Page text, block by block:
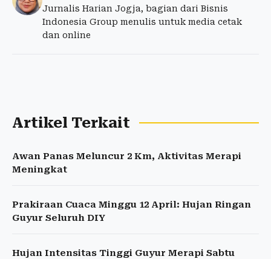
Jurnalis Harian Jogja, bagian dari Bisnis
Indonesia Group menulis untuk media cetak
dan online
Artikel Terkait
Awan Panas Meluncur 2 Km, Aktivitas Merapi
Meningkat
Prakiraan Cuaca Minggu 12 April: Hujan Ringan
Guyur Seluruh DIY
Hujan Intensitas Tinggi Guyur Merapi Sabtu